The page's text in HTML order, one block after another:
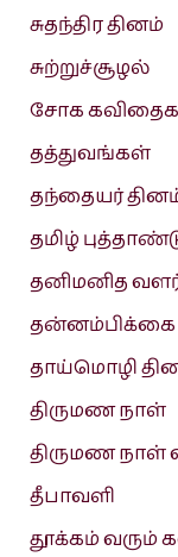
சுதந்திர தினம்
சுற்றுச்சூழல்
சோக
தத்துவங்கள்
தந்தையர்
தமிழ்
தனிமனித
தன்னம்பிக்கை
தாய்மொழி
திருமண நாள்
திருமண நாள்
தீபாவளி
தூக்கம் வரும்